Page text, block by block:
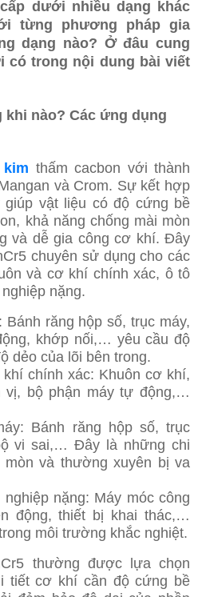
dưới nhiều dạng khác
từng phương pháp gia
dạng nào? Ở đâu cung
có trong nội dung bài viết
khi nào? Các ứng dụng
thấm cacbon với thành
và Crom. Sự kết hợp
giúp vật liệu có độ cứng bề
khả năng chống mài mòn
và dễ gia công cơ khí. Đây
chuyên sử dụng cho các
và cơ khí chính xác, ô tô
nặng.
răng hộp số, trục máy,
khớp nối,… yêu cầu độ
dẻo của lõi bên trong.
chính xác: Khuôn cơ khí,
vị, bộ phận máy tự động,…
Bánh răng hộp số, trục
vi sai,… Đây là những chi
và thường xuyên bị va
nặng: Máy móc công
động, thiết bị khai thác,…
môi trường khắc nghiệt.
thường được lựa chọn
tiết cơ khí cần độ cứng bề